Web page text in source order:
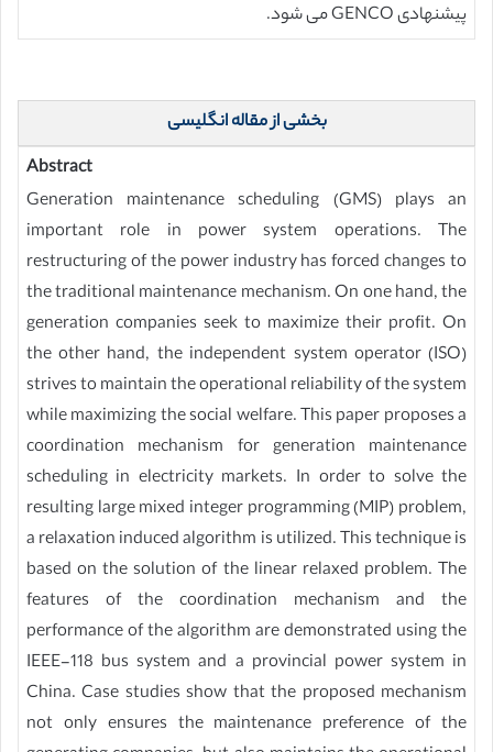
پیشنهادی GENCO می شود.
بخشی از مقاله انگلیسی
Abstract
Generation maintenance scheduling (GMS) plays an
important role in power system operations. The
restructuring of the power industry has forced changes to
the traditional maintenance mechanism. On one hand, the
generation companies seek to maximize their profit. On
the other hand, the independent system operator (ISO)
strives to maintain the operational reliability of the system
while maximizing the social welfare. This paper proposes a
coordination mechanism for generation maintenance
scheduling in electricity markets. In order to solve the
resulting large mixed integer programming (MIP) problem,
a relaxation induced algorithm is utilized. This technique is
based on the solution of the linear relaxed problem. The
features of the coordination mechanism and the
performance of the algorithm are demonstrated using the
IEEE-118 bus system and a provincial power system in
China. Case studies show that the proposed mechanism
not only ensures the maintenance preference of the